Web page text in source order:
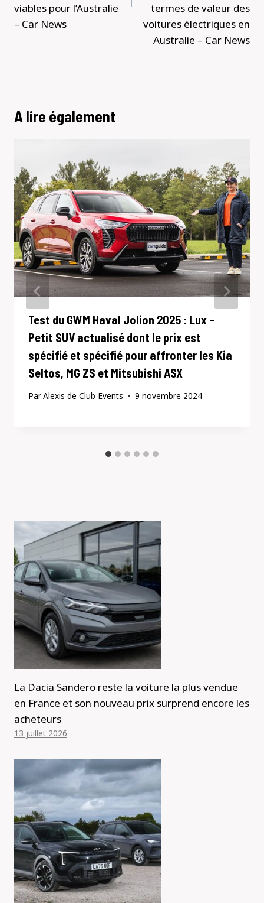
viables pour l’Australie
– Car News
termes de valeur des
voitures électriques en
Australie – Car News
A lire également
Test du GWM Haval Jolion 2025 : Lux –
Petit SUV actualisé dont le prix est
spécifié et spécifié pour affronter les Kia
Seltos, MG ZS et Mitsubishi ASX
ParAlexis de Club Events 9 novembre 2024
La Dacia Sandero reste la voiture la plus vendue
en France et son nouveau prix surprend encore les
acheteurs
13 juillet 2026